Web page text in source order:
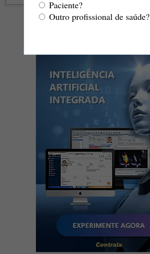
Paciente?
Outro profissional de saúde?